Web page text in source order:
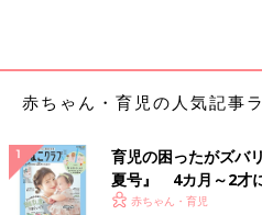
の水で口をすすぎます。杓子には
5）杓子の水で左手を清めます。
6）両手で杓子を持ったまま、杓
流れるようにして清めます。
赤ちゃん・育児の人気記事
育児の困ったがズバ
夏号』 4カ月～2才
いっぱい！
赤ちゃん・育児